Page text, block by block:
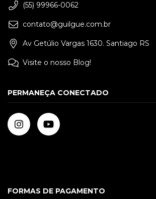
(55) 99966-0062
contato@guilgue.com.br
Av Getúlio Vargas 1630. Santiago RS
Visite o nosso Blog!
PERMANEÇA CONECTADO
FORMAS DE PAGAMENTO